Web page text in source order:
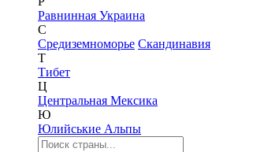
Равнинная Украина
С
Средиземноморье Скандинавия
Т
Тибет
Ц
Центральная Мексика
Ю
Юлийськие Альпы